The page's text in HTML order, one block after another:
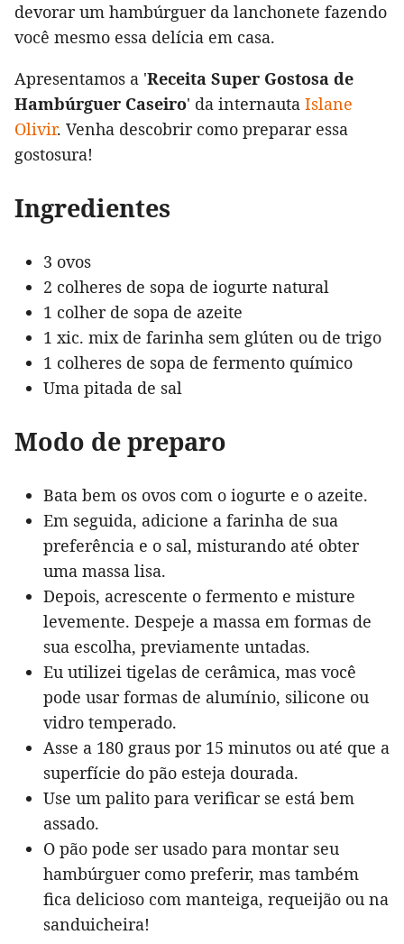
devorar um hambúrguer da lanchonete fazendo
você mesmo essa delícia em casa.
Apresentamos a 'Receita Super Gostosa de
Hambúrguer Caseiro' da internauta Islane
Olivir. Venha descobrir como preparar essa
gostosura!
Ingredientes
3 ovos
2 colheres de sopa de iogurte natural
1 colher de sopa de azeite
1 xic. mix de farinha sem glúten ou de trigo
1 colheres de sopa de fermento químico
Uma pitada de sal
Modo de preparo
Bata bem os ovos com o iogurte e o azeite.
Em seguida, adicione a farinha de sua
preferência e o sal, misturando até obter
uma massa lisa.
Depois, acrescente o fermento e misture
levemente. Despeje a massa em formas de
sua escolha, previamente untadas.
Eu utilizei tigelas de cerâmica, mas você
pode usar formas de alumínio, silicone ou
vidro temperado.
Asse a 180 graus por 15 minutos ou até que a
superfície do pão esteja dourada.
Use um palito para verificar se está bem
assado.
O pão pode ser usado para montar seu
hambúrguer como preferir, mas também
fica delicioso com manteiga, requeijão ou na
sanduicheira!